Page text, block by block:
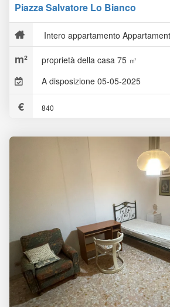
Piazza Salvatore Lo Bianco
Intero appartamento
proprietà della casa 75 ㎡
A disposizione 05-05-2025
840